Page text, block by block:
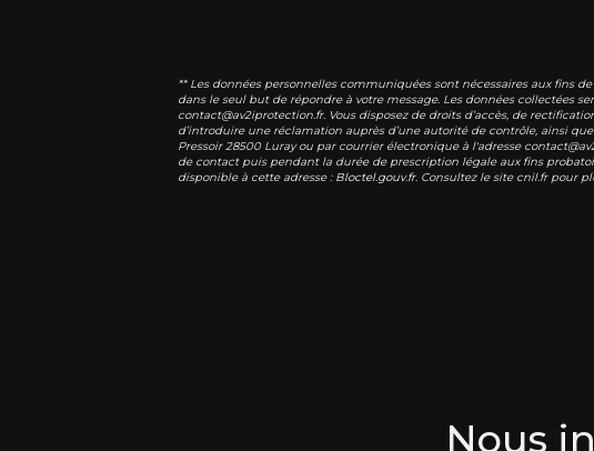
** Les données personnelles communiquées sont nécessaires aux fins
dans le seul but de répondre à votre message. Les données collectées
contact@av2iprotection.fr. Vous disposez de droits d’accès, de
d’introduire une réclamation auprès d’une autorité de contrôle, ainsi
Pressoir 28500 Luray ou par courrier électronique à l'adresse
de contact puis pendant la durée de prescription légale aux fins
disponible à cette adresse : Bloctel.gouv.fr. Consultez le site cnil.fr pour
Nous